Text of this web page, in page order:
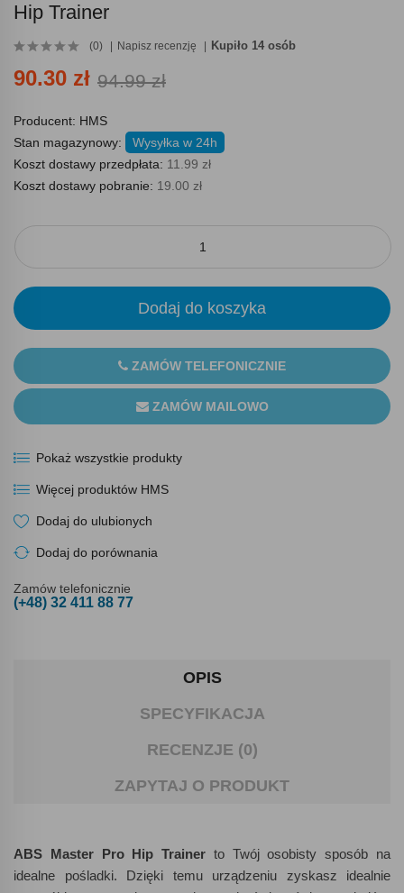
Hip Trainer
(0) Napisz recenzję Kupiło 14 osób
90.30 zł 94.99 zł
Producent: HMS
Stan magazynowy:
Wysyłka w 24h
Koszt dostawy przedpłata: 11.99 zł
Koszt dostawy pobranie: 19.00 zł
Dodaj do koszyka
ZAMÓW TELEFONICZNIE
ZAMÓW MAILOWO
Pokaż wszystkie produkty
Więcej produktów HMS
Dodaj do ulubionych
Dodaj do porównania
Zamów telefonicznie
(+48) 32 411 88 77
OPIS
SPECYFIKACJA
RECENZJE (0)
ZAPYTAJ O PRODUKT
ABS Master Pro Hip Trainer to Twój osobisty sposób na
idealne pośladki. Dzięki temu urządzeniu zyskasz idealnie